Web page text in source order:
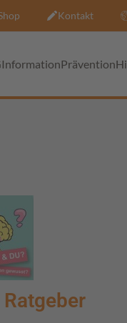
Kontakt
InformationPrävention